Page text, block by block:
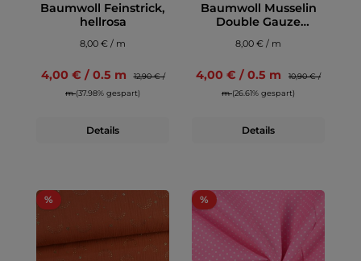
Baumwoll Feinstrick,
hellrosa
8,00 € / m
4,00 € / 0.5 m
12,90 € /
m(37.98% gespart)
Details
Baumwoll Musselin
Double Gauze
Regenbogen, braun
8,00 € / m
4,00 € / 0.5 m
10,90 € /
m(26.61% gespart)
Details
% %